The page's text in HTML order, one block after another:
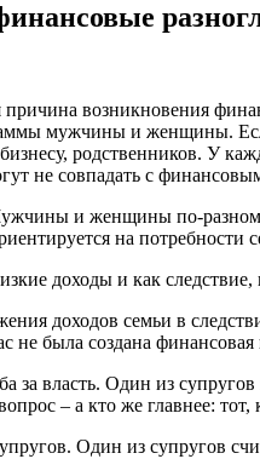
возникновения
мужчины и женщины.
родственников. У
не совпадать с
и женщины по-разному
на
доходы и как следствие,
доходов семьи в
не была создана
за власть. Один из
– а кто же главнее:
Один из супругов